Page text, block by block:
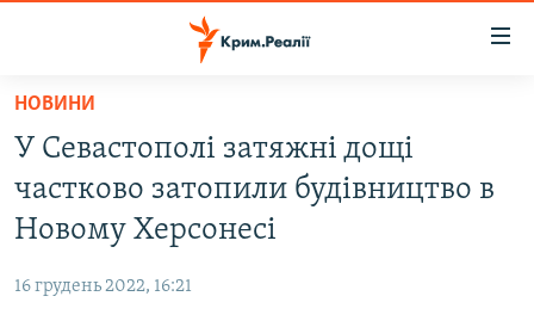
Перейти
основного
матеріалу
Перейти
до
основної
навігації
ВІДЕО ТА ФОТО
БЛОГИ
НОВИНИ
У Севастополі затяжні дощі
частково затопили будівництво в
Новому Херсонесі
16 грудень 2022, 16:21